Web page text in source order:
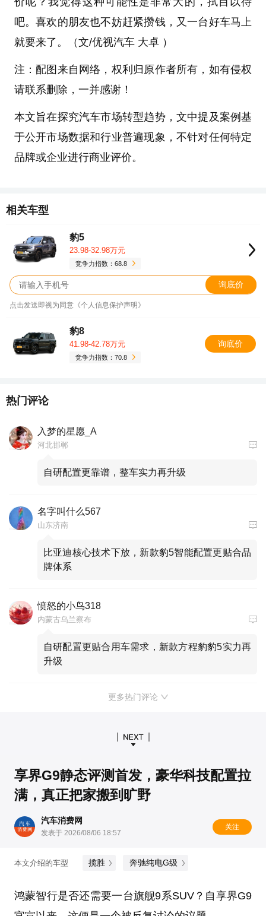
吧。喜欢的朋友也不妨赶紧攒钱，又一台好车马上
就要来了。（文/优视汽车 大卓 ）
注：配图来自网络，权利归原作者所有，如有侵权
请联系删除，一并感谢！
本文旨在探究汽车市场转型趋势，文中提及案例基
于公开市场数据和行业普遍现象，不针对任何特定
品牌或企业进行商业评价。
相关车型
豹5
23.98-32.98万元
竞争力指数：68.8
询底价
点击发送即视为同意《个人信息保护声明》
豹8
41.98-42.78万元
竞争力指数：70.8
询底价
热门评论
入梦的星愿_A
河北邯郸
自研配置更靠谱，整车实力再升级
名字叫什么567
山东济南
比亚迪核心技术下放，新款豹5智能配置更贴合品
牌体系
愤怒的小鸟318
内蒙古乌兰察布
自研配置更贴合用车需求，新款方程豹豹5实力再
升级
更多热门评论
享界G9静态评测首发，豪华科技配置拉
满，真正把家搬到旷野
汽车消费网
发表于 2026/08/06 18:57
关注
本文介绍的车型 揽胜 奔驰纯电G级
鸿蒙智行是否还需要一台旗舰9系SUV？自享界G9